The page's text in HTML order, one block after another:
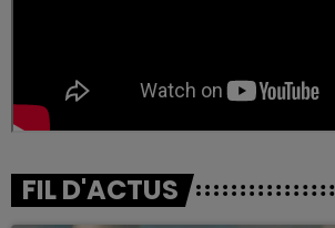
FIL D'ACTUS